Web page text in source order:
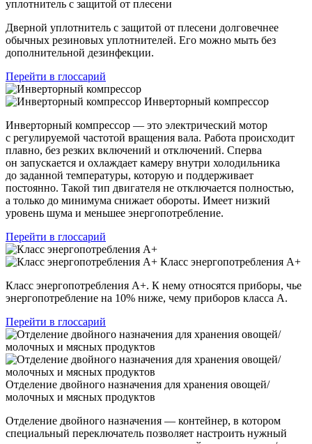
уплотнитель с защитой от плесени
Дверной уплотнитель с защитой от плесени долговечнее
обычных резиновых уплотнителей. Его можно мыть без
дополнительной дезинфекции.
Перейти в глоссарий
Инверторный компрессор
Инверторный компрессор — это электрический мотор
с регулируемой частотой вращения вала. Работа происходит
плавно, без резких включений и отключений. Сперва
он запускается и охлаждает камеру внутри холодильника
до заданной температуры, которую и поддерживает
постоянно. Такой тип двигателя не отключается полностью,
а только до минимума снижает обороты. Имеет низкий
уровень шума и меньшее энергопотребление.
Перейти в глоссарий
Класс энергопотребления А+
Класс энергопотребления А+. К нему относятся приборы, чье
энергопотребление на 10% ниже, чему приборов класса А.
Перейти в глоссарий
Отделение двойного назначения для хранения овощей/
молочных и мясных продуктов
Отделение двойного назначения — контейнер, в котором
специальный переключатель позволяет настроить нужный